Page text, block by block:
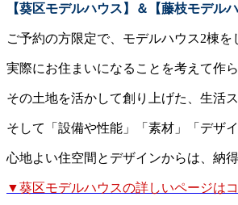
【葵区モデルハウス】＆【藤枝モデルハ
ご予約の方限定で、モデルハウス2棟を
実際にお住まいになることを考えて作
その土地を活かして創り上げた、生活
そして「設備や性能」「素材」「デザ
心地よい住空間とデザインからは、納
▼葵区モデルハウスの詳しいページは